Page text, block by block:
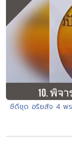
ซีดีชุด อริยสัจ 4 พ